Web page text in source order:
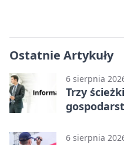
Ostatnie Artykuły
6 sierpnia
Trzy
6 sierpnia